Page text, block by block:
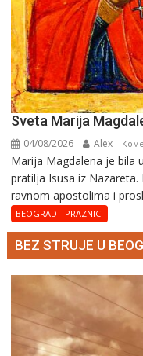
Sveta Marija
04/08/2026 Alex
Marija Magdalena je bila
pratilja Isusa iz
ravnom apostolima i
BEOGRAD - PRAZNICI
BEZ STRUJE U